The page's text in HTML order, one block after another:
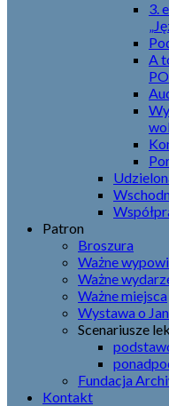
3.
A
Patron
Broszura
Ważne
Ważne
Ważne miejsca
Wystawa o
Scenariusze
Fundacja
Kontakt